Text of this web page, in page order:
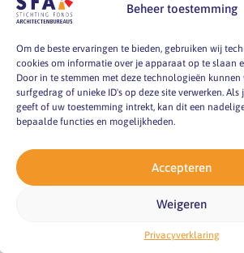
Beheer toestemming
Om de beste ervaringen te bieden, gebruiken wij
cookies om informatie over je apparaat op te slaan
Door in te stemmen met deze technologieën
surfgedrag of unieke ID's op deze site verwerken. Als
geeft of uw toestemming intrekt, kan dit een
bepaalde functies en mogelijkheden.
Accepteren
Weigeren
Privacyverklaring